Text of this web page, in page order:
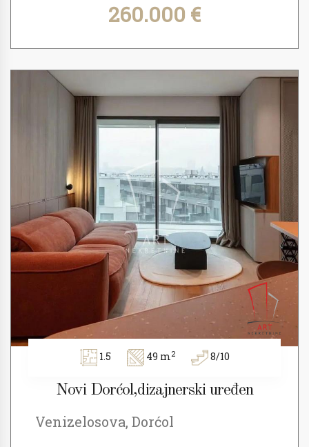
260.000 €
1.5 49 m2 8/10
Novi Dorćol,dizajnerski uređen
Venizelosova, Dorćol